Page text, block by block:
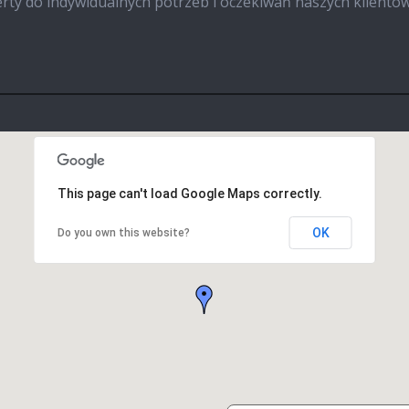
This page can't load Google Maps correctly.
Do you own this website? OK